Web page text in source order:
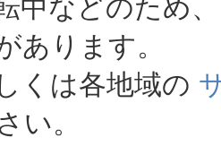
中などのため
あります。
くは各地域の
い。